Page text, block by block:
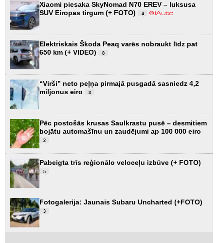
Xiaomi piesaka SkyNomad N70 EREV – luksusa
SUV Eiropas tirgum (+ FOTO)
4
Elektriskais Škoda Peaq varēs nobraukt līdz pat
650 km (+ VIDEO)
8
“Virši” neto peļņa pirmajā pusgadā sasniedz 4,2
miljonus eiro
3
Pēc postošās krusas Saulkrastu pusē – desmitiem
bojātu automašīnu un zaudējumi ap 100 000 eiro
2
Pabeigta trīs reģionālo veloceļu izbūve (+ FOTO)
5
Fotogalerija: Jaunais Subaru Uncharted (+FOTO)
3